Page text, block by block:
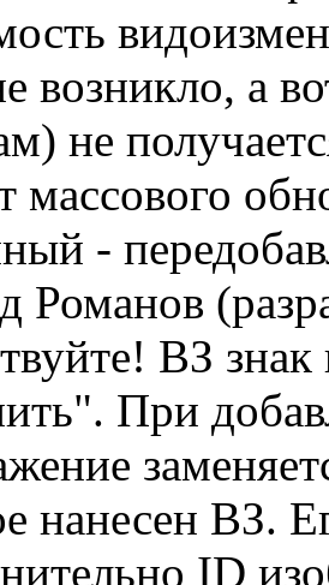
возникло, а
не
массового
-
Романов
ВЗ
При
нанесен ВЗ.
ID